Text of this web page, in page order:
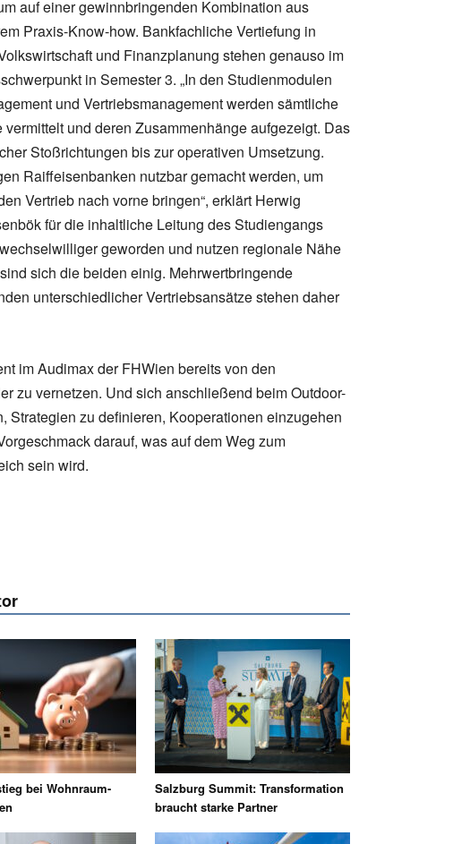
auf einer gewinnbringenden Kombination aus
Praxis-Know-how. Bankfachliche Vertiefung in
und Finanzplanung stehen genauso im
in Semester 3. „In den Studienmodulen
und Vertriebsmanagement werden sämtliche
und deren Zusammenhänge aufgezeigt. Das
Stoßrichtungen bis zur operativen Umsetzung.
Raiffeisenbanken nutzbar gemacht werden, um
Vertrieb nach vorne bringen“, erklärt Herwig
für die inhaltliche Leitung des Studiengangs
geworden und nutzen regionale Nähe
sich die beiden einig. Mehrwertbringende
unterschiedlicher Vertriebsansätze stehen daher
im Audimax der FHWien bereits von den
zu vernetzen. Und sich anschließend beim Outdoor-
Strategien zu definieren, Kooperationen einzugehen
darauf, was auf dem Weg zum
sein wird.
bei Wohnraum-
Salzburg Summit: Transformation
braucht starke Partner